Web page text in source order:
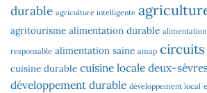
durable agriculture intelligente
agritourisme alimentation durable
responsable alimentation saine amap
cuisine durable cuisine locale deux-
développement durable développement local